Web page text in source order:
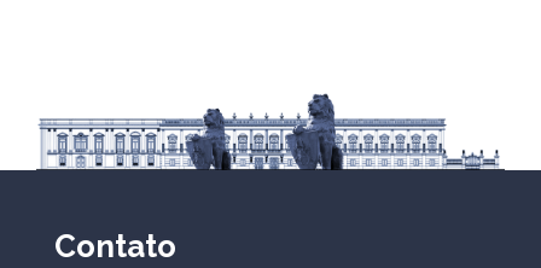
Contato